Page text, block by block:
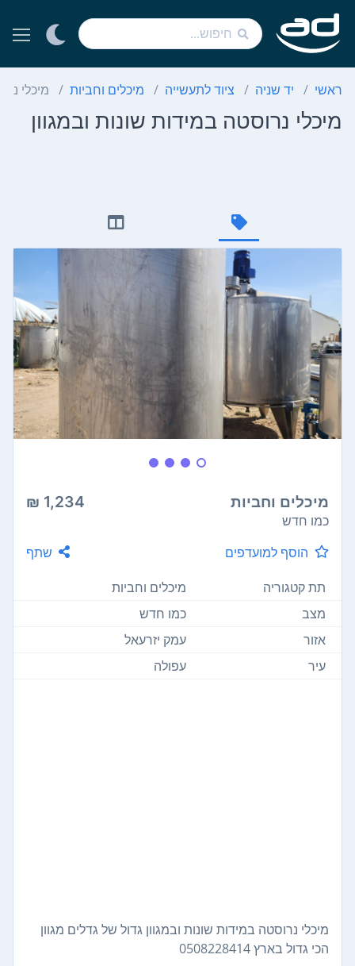
ראשי יד שניה ציוד לתעשייה מיכלים וחביות מיכלי
מיכלי נרוסטה במידות שונות ובמגוון
מיכלים וחביות 1,234 ₪
כמו חדש
הוסף למועדפים
שתף
תת קטגוריה
מיכלים וחביות
מצב
כמו חדש
אזור
עמק יזרעאל
עיר
עפולה
מיכלי נרוסטה במידות שונות ובמגוון גדול של גדלים מגוון
הכי גדול בארץ 0508228414